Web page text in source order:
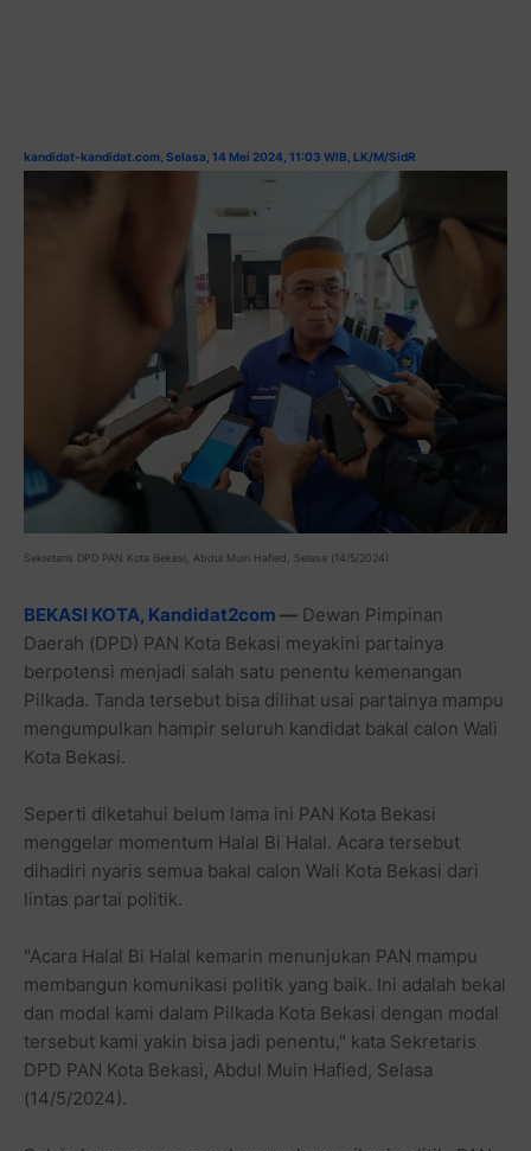
kandidat-kandidat.com, Selasa, 14 Mei 2024, 11:03 WIB, LK/M/SidR
Sekretaris DPD PAN Kota Bekasi, Abdul Muin Hafied, Selasa (14/5/2024)
BEKASI KOTA, Kandidat2com — Dewan Pimpinan
Daerah (DPD) PAN Kota Bekasi meyakini partainya
berpotensi menjadi salah satu penentu kemenangan
Pilkada. Tanda tersebut bisa dilihat usai partainya mampu
mengumpulkan hampir seluruh kandidat bakal calon Wali
Kota Bekasi.
Seperti diketahui belum lama ini PAN Kota Bekasi
menggelar momentum Halal Bi Halal. Acara tersebut
dihadiri nyaris semua bakal calon Wali Kota Bekasi dari
lintas partai politik.
"Acara Halal Bi Halal kemarin menunjukan PAN mampu
membangun komunikasi politik yang baik. Ini adalah bekal
dan modal kami dalam Pilkada Kota Bekasi dengan modal
tersebut kami yakin bisa jadi penentu," kata Sekretaris
DPD PAN Kota Bekasi, Abdul Muin Hafied, Selasa
(14/5/2024).